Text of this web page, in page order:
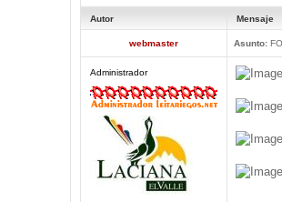
Autor Mensaje
webmaster Asunto:
Administrador